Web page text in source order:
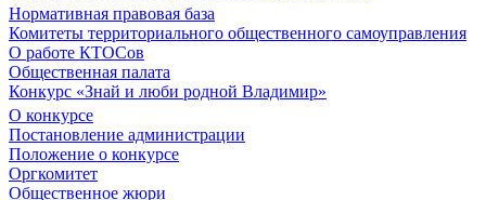
Нормативная правовая база
Комитеты территориального общественного самоуправления
О работе КТОСов
Общественная палата
Конкурс «Знай и люби родной Владимир»
О конкурсе
Постановление администрации
Положение о конкурсе
Оргкомитет
Общественное жюри